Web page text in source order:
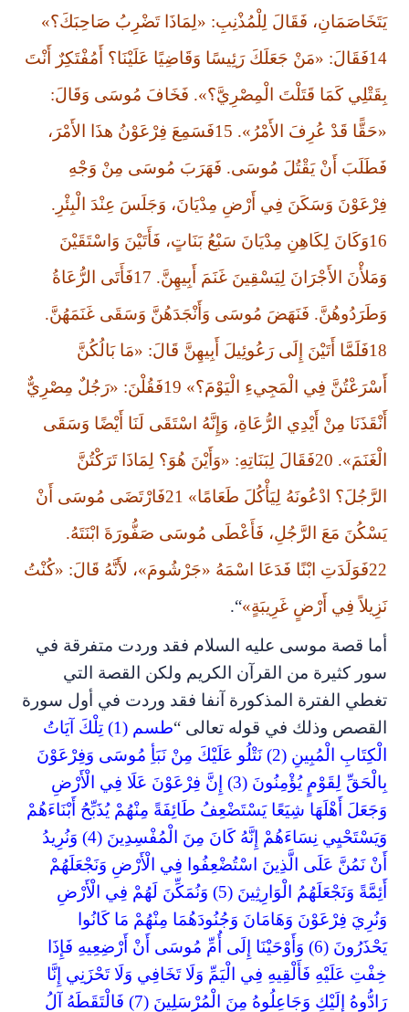
يَتَخَاصَمَانِ، فَقَالَ لِلْمُذْنِبِ: «لِمَاذَا تَضْرِبُ صَاحِبَكَ؟»
14فَقَالَ: «مَنْ جَعَلَكَ رَئِيسًا وَقَاضِيًا عَلَيْنَا؟ أَمُفْتَكِرٌ أَنْتَ
بِقَتْلِي كَمَا قَتَلْتَ الْمِصْرِيَّ؟». فَخَافَ مُوسَى وَقَالَ:
«حَقًّا قَدْ عُرِفَ الأَمْرُ». 15فَسَمِعَ فِرْعَوْنُ هذَا الأَمْرَ،
فَطَلَبَ أَنْ يَقْتُلَ مُوسَى. فَهَرَبَ مُوسَى مِنْ وَجْهِ
فِرْعَوْنَ وَسَكَنَ فِي أَرْضِ مِدْيَانَ، وَجَلَسَ عِنْدَ الْبِئْرِ.
16وَكَانَ لِكَاهِنِ مِدْيَانَ سَبْعُ بَنَاتٍ، فَأَتَيْنَ وَاسْتَقَيْنَ
وَمَلأْنَ الأَجْرَانَ لِيَسْقِينَ غَنَمَ أَبِيهِنَّ. 17فَأَتَى الرُّعَاةُ
وَطَرَدُوهُنَّ. فَنَهَضَ مُوسَى وَأَنْجَدَهُنَّ وَسَقَى غَنَمَهُنَّ.
18فَلَمَّا أَتَيْنَ إِلَى رَعُوئِيلَ أَبِيهِنَّ قَالَ: «مَا بَالُكُنَّ
أَسْرَعْتُنَّ فِي الْمَجِيءِ الْيَوْمَ؟» 19فَقُلْنَ: «رَجُلٌ مِصْرِيٌّ
أَنْقَذَنَا مِنْ أَيْدِي الرُّعَاةِ، وَإِنَّهُ اسْتَقَى لَنَا أَيْضًا وَسَقَى
الْغَنَمَ». 20فَقَالَ لِبَنَاتِهِ: «وَأَيْنَ هُوَ؟ لِمَاذَا تَرَكْتُنَّ
الرَّجُلَ؟ ادْعُونَهُ لِيَأْكُلَ طَعَامًا» 21فَارْتَضَى مُوسَى أَنْ
يَسْكُنَ مَعَ الرَّجُلِ، فَأَعْطَى مُوسَى صَفُّورَةَ ابْنَتَهُ.
22فَوَلَدَتِ ابْنًا فَدَعَا اسْمَهُ «جَرْشُومَ»، لأَنَّهُ قَالَ: «كُنْتُ
نَزِيلاً فِي أَرْضٍ غَرِيبَةٍ»“.
أما قصة موسى عليه السلام فقد وردت متفرقة في
سور كثيرة من القرآن الكريم ولكن القصة التي
تغطي الفترة المذكورة آنفا فقد وردت في أول سورة
القصص وذلك في قوله تعالى “
طسم (1) تِلْكَ آيَاتُ
الْكِتَابِ الْمُبِينِ (2) نَتْلُو عَلَيْكَ مِنْ نَبَأِ مُوسَى وَفِرْعَوْنَ
بِالْحَقِّ لِقَوْمٍ يُؤْمِنُونَ (3) إِنَّ فِرْعَوْنَ عَلَا فِي الْأَرْضِ
وَجَعَلَ أَهْلَهَا شِيَعًا يَسْتَضْعِفُ طَائِفَةً مِنْهُمْ يُذَبِّحُ أَبْنَاءَهُمْ
وَيَسْتَحْيِي نِسَاءَهُمْ إِنَّهُ كَانَ مِنَ الْمُفْسِدِينَ (4) وَنُرِيدُ
أَنْ نَمُنَّ عَلَى الَّذِينَ اسْتُضْعِفُوا فِي الْأَرْضِ وَنَجْعَلَهُمْ
أَئِمَّةً وَنَجْعَلَهُمُ الْوَارِثِينَ (5) وَنُمَكِّنَ لَهُمْ فِي الْأَرْضِ
وَنُرِيَ فِرْعَوْنَ وَهَامَانَ وَجُنُودَهُمَا مِنْهُمْ مَا كَانُوا
يَحْذَرُونَ (6) وَأَوْحَيْنَا إِلَى أُمِّ مُوسَى أَنْ أَرْضِعِيهِ فَإِذَا
خِفْتِ عَلَيْهِ فَأَلْقِيهِ فِي الْيَمِّ وَلَا تَخَافِي وَلَا تَحْزَنِي إِنَّا
رَادُّوهُ إِلَيْكِ وَجَاعِلُوهُ مِنَ الْمُرْسَلِينَ (7) فَالْتَقَطَهُ آلُ